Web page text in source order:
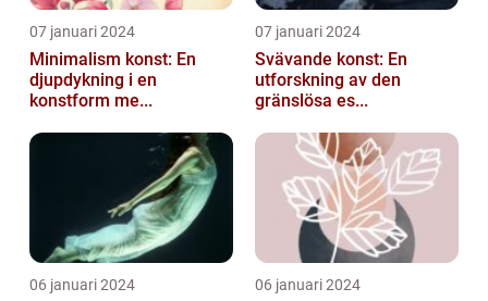
07 januari 2024
Minimalism konst: En
djupdykning i en
konstform me...
07 januari 2024
Svävande konst: En
utforskning av den
gränslösa es...
06 januari 2024 06 januari 2024